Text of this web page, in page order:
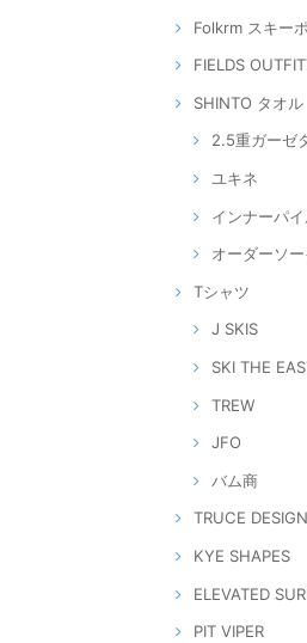
Folkrm スキー
FIELDS
SHINTO タオル
2.5重ガーゼ
ユキネ
インナーパ
オーダーソ
Tシャツ
J SKIS
SKI THE
TREW
JFO
バム商
TRUCE
KYE SHAPES
ELEVATED
PIT VIPER